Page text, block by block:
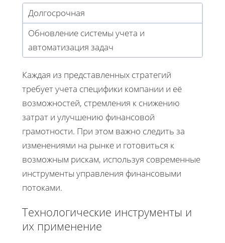
Долгосрочная
Обновление системы учета и
автоматизация задач
Каждая из представленных стратегий
требует учета специфики компании и её
возможностей, стремления к снижению
затрат и улучшению финансовой
грамотности. При этом важно следить за
изменениями на рынке и готовиться к
возможным рискам, используя современные
инструменты управления финансовыми
потоками.
Технологические инструменты и
их применение